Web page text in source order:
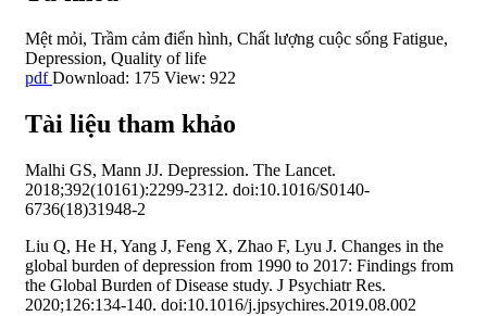
Mệt mỏi, Trầm cảm điển hình, Chất lượng cuộc sống Fatigue,
Depression, Quality of life
pdfDownload: 175 View: 922
Tài liệu tham khảo
Malhi GS, Mann JJ. Depression. The Lancet.
2018;392(10161):2299-2312. doi:10.1016/S0140-
6736(18)31948-2
Liu Q, He H, Yang J, Feng X, Zhao F, Lyu J. Changes in the
global burden of depression from 1990 to 2017: Findings from
the Global Burden of Disease study. J Psychiatr Res.
2020;126:134-140. doi:10.1016/j.jpsychires.2019.08.002